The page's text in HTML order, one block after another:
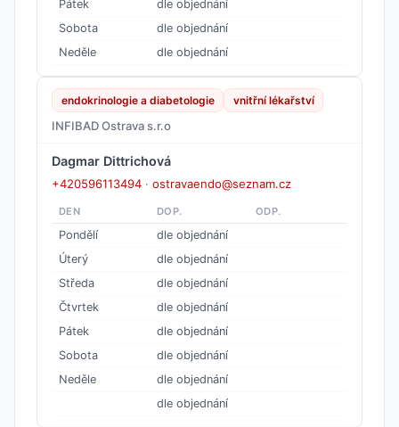
Pátek
dle objednání
Sobota
dle objednání
Neděle
dle objednání
endokrinologie a diabetologie vnitřní lékařství
INFIBAD Ostrava s.r.o
Dagmar Dittrichová
+420596113494 · ostravaendo@seznam.cz
DEN DOP. ODP.
Pondělí
dle objednání
Úterý
dle objednání
Středa
dle objednání
Čtvrtek
dle objednání
Pátek
dle objednání
Sobota
dle objednání
Neděle
dle objednání
dle objednání